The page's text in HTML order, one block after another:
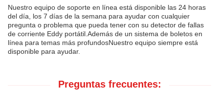
Nuestro equipo de soporte en línea está disponible las 24 horas
del día, los 7 días de la semana para ayudar con cualquier
pregunta o problema que pueda tener con su detector de fallas
de corriente Eddy portátil.Además de un sistema de boletos en
línea para temas más profundosNuestro equipo siempre está
disponible para ayudar.
Preguntas frecuentes: